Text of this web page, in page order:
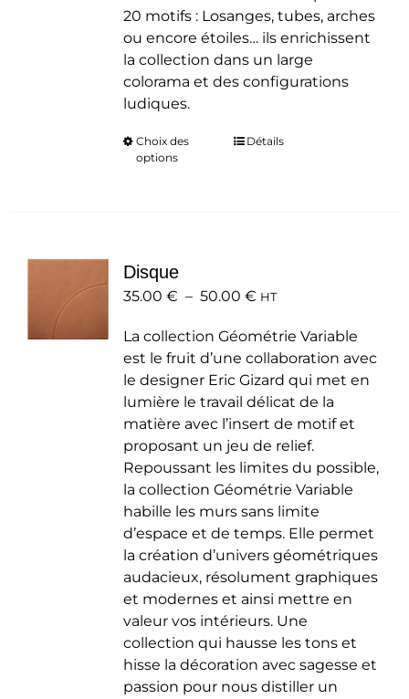
20 motifs : Losanges, tubes, arches
ou encore étoiles… ils enrichissent
la collection dans un large
colorama et des configurations
ludiques.
Choix des
options
Ce
peuvent
choisies
sur
la
page
du
produit
Détails
Disque
35.00 € – 50.00 €Plage
prix :
35.00 €
à
50.00 €
HT
La collection Géométrie Variable
est le fruit d’une collaboration avec
le designer Eric Gizard qui met en
lumière le travail délicat de la
matière avec l’insert de motif et
proposant un jeu de relief.
Repoussant les limites du possible,
la collection Géométrie Variable
habille les murs sans limite
d’espace et de temps. Elle permet
la création d’univers géométriques
audacieux, résolument graphiques
et modernes et ainsi mettre en
valeur vos intérieurs. Une
collection qui hausse les tons et
hisse la décoration avec sagesse et
passion pour nous distiller un